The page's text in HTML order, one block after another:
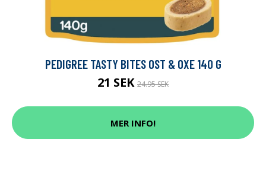
PEDIGREE TASTY BITES OST & OXE 140 G
21 SEK 24.95 SEK
MER INFO!